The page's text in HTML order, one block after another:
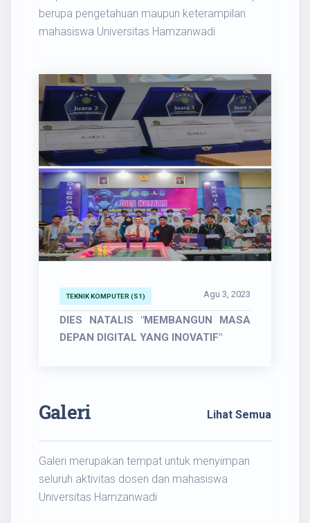
berupa pengetahuan maupun keterampilan
mahasiswa Universitas Hamzanwadi
TEKNIK KOMPUTER (S1) Agu 3, 2023
DIES NATALIS "MEMBANGUN MASA
DEPAN DIGITAL YANG INOVATIF"
Galeri Lihat Semua
Galeri merupakan tempat untuk menyimpan
seluruh aktivitas dosen dan mahasiswa
Universitas Hamzanwadi